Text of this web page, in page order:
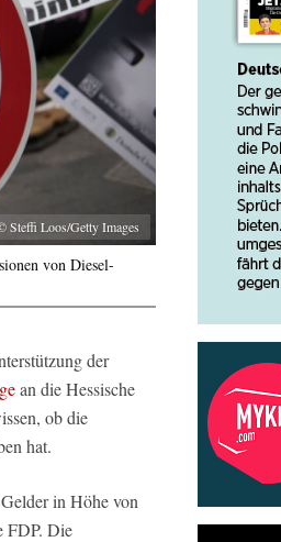
Steffi Loos/Getty Images
von Diesel-
der
an die Hessische
ob die
hat.
in Höhe von
FDP. Die